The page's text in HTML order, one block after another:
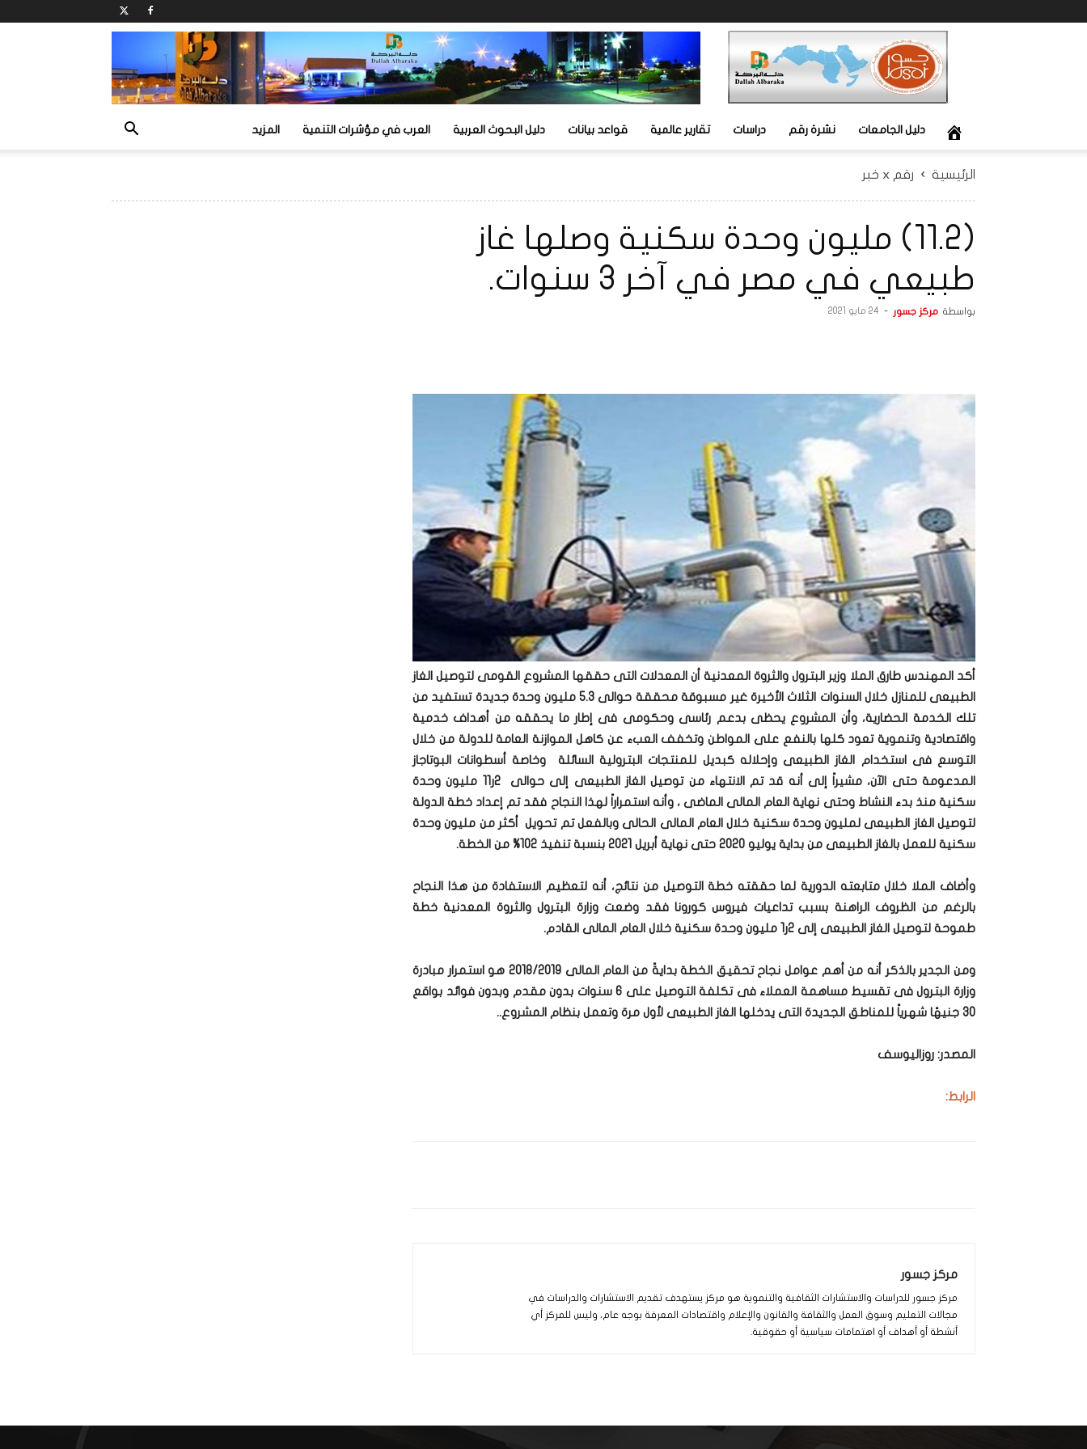
دليل الجامعات نشرة رقم دراسات تقارير عالمية قواعد بيانات دليل البحوث العربية العرب في مؤشرات التنمية المزيد
الرئيسية رقم x خبر
(11.2) مليون وحدة سكنية وصلها غاز
طبيعي في مصر في آخر 3 سنوات.
بواسطة مركز جسور - 24 مايو 2021
أكد المهندس طارق الملا وزير البترول والثروة المعدنية أن المعدلات التى حققها المشروع القومى لتوصيل الغاز
الطبيعى للمنازل خلال السنوات الثلاث الأخيرة غير مسبوقة محققة حوالى 5.3 مليون وحدة جديدة تستفيد من
تلك الخدمة الحضارية، وأن المشروع يحظى بدعم رئاسى وحكومى فى إطار ما يحققه من أهداف خدمية
واقتصادية وتنموية تعود كلها بالنفع على المواطن وتخفف العبء عن كاهل الموازنة العامة للدولة من خلال
التوسع فى استخدام الغاز الطبيعى وإحلاله كبديل للمنتجات البترولية السائلة وخاصة أسطوانات البوتاجاز
المدعومة حتى الآن، مشيراً إلى أنه قد تم الانتهاء من توصيل الغاز الطبيعى إلى حوالى 2ر11 مليون وحدة
سكنية منذ بدء النشاط وحتى نهاية العام المالى الماضى ، وأنه استمراراً لهذا النجاح فقد تم إعداد خطة الدولة
لتوصيل الغاز الطبيعى لمليون وحدة سكنية خلال العام المالى الحالى وبالفعل تم تحويل أكثر من مليون وحدة
سكنية للعمل بالغاز الطبيعى من بداية يوليو 2020 حتى نهاية أبريل 2021 بنسبة تنفيذ 102% من الخطة.
وأضاف الملا خلال متابعته الدورية لما حققته خطة التوصيل من نتائج، أنه لتعظيم الاستفادة من هذا النجاح
بالرغم من الظروف الراهنة بسبب تداعيات فيروس كورونا فقد وضعت وزارة البترول والثروة المعدنية خطة
طموحة لتوصيل الغاز الطبيعى إلى 2ر1 مليون وحدة سكنية خلال العام المالى القادم.
ومن الجدير بالذكر أنه من أهم عوامل نجاح تحقيق الخطة بدايةً من العام المالى 2018/2019 هو استمرار مبادرة
وزارة البترول فى تقسيط مساهمة العملاء فى تكلفة التوصيل على 6 سنوات بدون مقدم وبدون فوائد بواقع
30 جنيهًا شهرياً للمناطق الجديدة التى يدخلها الغاز الطبيعى لأول مرة وتعمل بنظام المشروع..
المصدر: روزاليوسف
الرابط:
مركز جسور
مركز جسور للدراسات والاستشارات الثقافية والتنموية هو مركز يستهدف تقديم الاستشارات والدراسات في
مجالات التعليم وسوق العمل والثقافة والقانون والإعلام واقتصادات المعرفة بوجه عام، وليس للمركز أي
أنشطة أو أهداف أو اهتمامات سياسية أو حقوقية.